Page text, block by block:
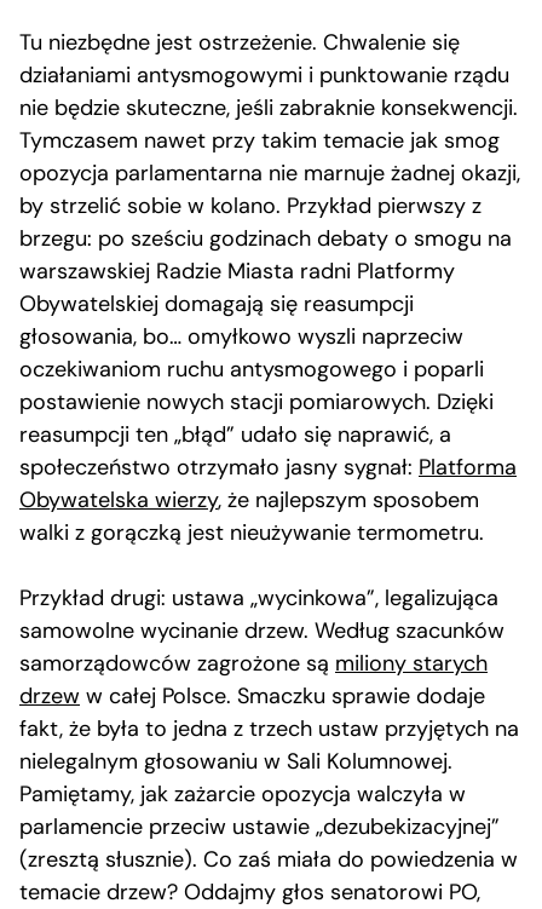
Tu niezbędne jest ostrzeżenie. Chwalenie się
działaniami antysmogowymi i punktowanie rządu
nie będzie skuteczne, jeśli zabraknie konsekwencji.
Tymczasem nawet przy takim temacie jak smog
opozycja parlamentarna nie marnuje żadnej okazji,
by strzelić sobie w kolano. Przykład pierwszy z
brzegu: po sześciu godzinach debaty o smogu na
warszawskiej Radzie Miasta radni Platformy
Obywatelskiej domagają się reasumpcji
głosowania, bo… omyłkowo wyszli naprzeciw
oczekiwaniom ruchu antysmogowego i poparli
postawienie nowych stacji pomiarowych. Dzięki
reasumpcji ten „błąd” udało się naprawić, a
społeczeństwo otrzymało jasny sygnał: Platforma
Obywatelska wierzy, że najlepszym sposobem
walki z gorączką jest nieużywanie termometru.
Przykład drugi: ustawa „wycinkowa”, legalizująca
samowolne wycinanie drzew. Według szacunków
samorządowców zagrożone są miliony starych
drzew w całej Polsce. Smaczku sprawie dodaje
fakt, że była to jedna z trzech ustaw przyjętych na
nielegalnym głosowaniu w Sali Kolumnowej.
Pamiętamy, jak zażarcie opozycja walczyła w
parlamencie przeciw ustawie „dezubekizacyjnej”
(zresztą słusznie). Co zaś miała do powiedzenia w
temacie drzew? Oddajmy głos senatorowi PO,